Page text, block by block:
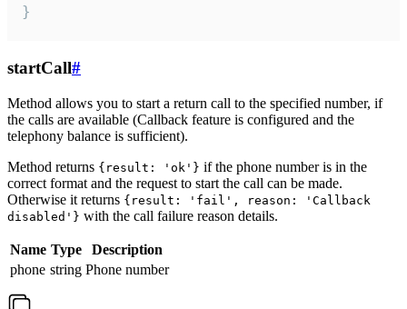
}
startCall#
Method allows you to start a return call to the specified number, if
the calls are available (Callback feature is configured and the
telephony balance is sufficient).
Method returns {result: 'ok'} if the phone number is in the
correct format and the request to start the call can be made.
Otherwise it returns {result: 'fail', reason: 'Callback
disabled'} with the call failure reason details.
Name Type
Description
phone string Phone number